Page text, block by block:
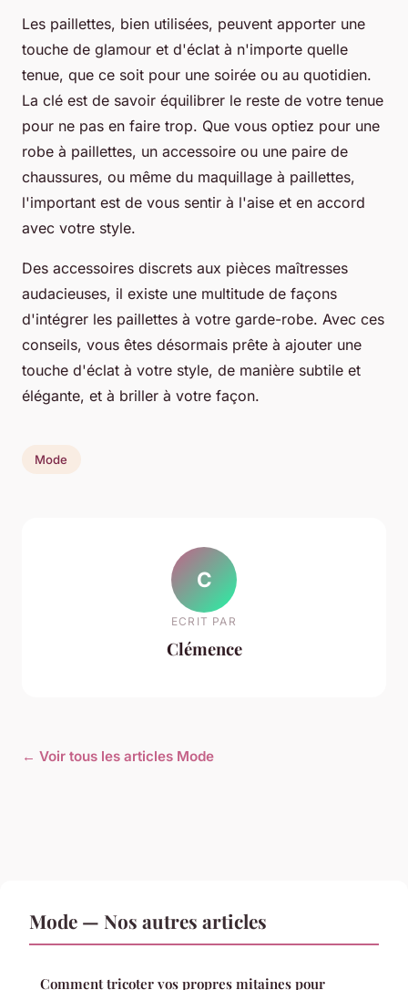
Les paillettes, bien utilisées, peuvent apporter une
touche de glamour et d'éclat à n'importe quelle
tenue, que ce soit pour une soirée ou au quotidien.
La clé est de savoir équilibrer le reste de votre tenue
pour ne pas en faire trop. Que vous optiez pour une
robe à paillettes, un accessoire ou une paire de
chaussures, ou même du maquillage à paillettes,
l'important est de vous sentir à l'aise et en accord
avec votre style.
Des accessoires discrets aux pièces maîtresses
audacieuses, il existe une multitude de façons
d'intégrer les paillettes à votre garde-robe. Avec ces
conseils, vous êtes désormais prête à ajouter une
touche d'éclat à votre style, de manière subtile et
élégante, et à briller à votre façon.
Mode
C
ECRIT PAR
Clémence
← Voir tous les articles Mode
Mode — Nos autres articles
Comment tricoter vos propres mitaines pour